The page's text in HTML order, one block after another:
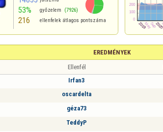
53% győzelem (7926)
216 ellenfelek átlagos pontszáma
EREDMÉNYEK
Ellenfél
Irfan3
oscardelta
géza73
TeddyP